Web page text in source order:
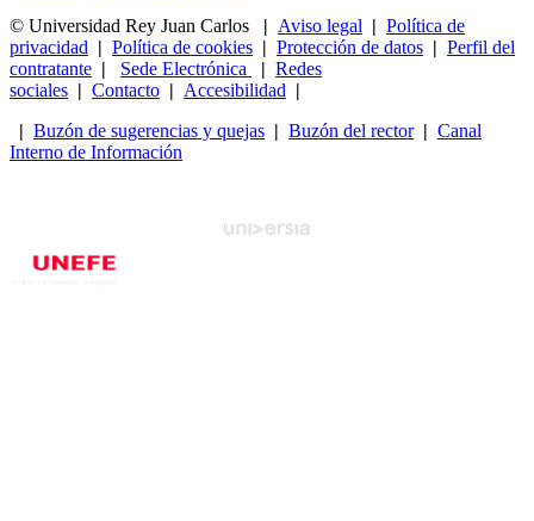
© Universidad Rey Juan Carlos
| Aviso legal | Política de
privacidad | Política de cookies | Protección de datos | Perfil del
contratante | Sede Electrónica | Redes
sociales | Contacto | Accesibilidad |
| Buzón de sugerencias y quejas | Buzón del rector| Canal
Interno de Información